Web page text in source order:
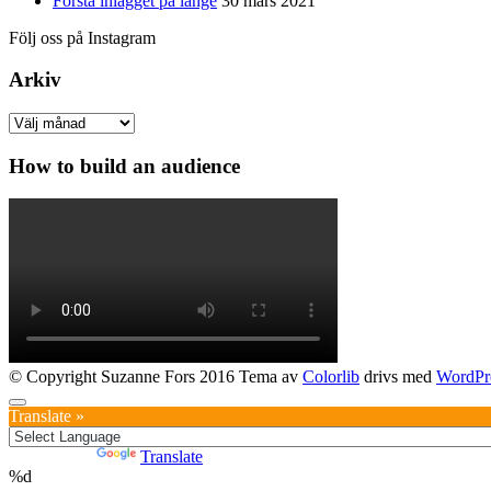
Följ oss på Instagram
Arkiv
Arkiv
How to build an audience
© Copyright Suzanne Fors 2016 Tema av Colorlib drivs med
Translate »
Translate
%d